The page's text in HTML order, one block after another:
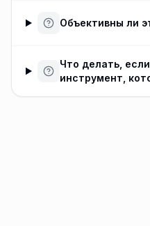
Объективны ли
Что делать,
инструмент,